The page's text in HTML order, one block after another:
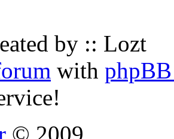
by :: Lozt
with